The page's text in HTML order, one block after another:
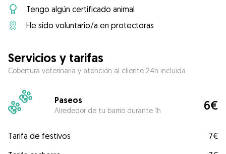
Tengo algún certificado animal
He sido voluntario/a en protectoras
Servicios y tarifas
Cobertura veterinaria y atención al cliente 24h incluida
Paseos
Alrededor de tu barrio durante 1h 6€
Tarifa de festivos
7€